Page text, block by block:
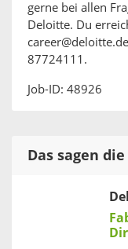
gerne bei allen
Deloitte. Du
87724111.
Job-ID: 48926
Das sagen